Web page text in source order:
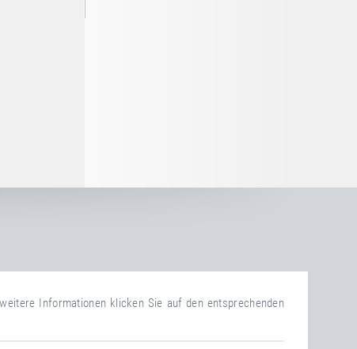
Informationen klicken Sie auf den entsprechenden